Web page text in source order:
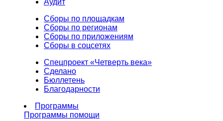
Аудит
Сборы по площадкам
Сборы по регионам
Сборы по приложениям
Сборы в соцсетях
Спецпроект «Четверть века»
Сделано
Бюллетень
Благодарности
Программы
Программы помощи